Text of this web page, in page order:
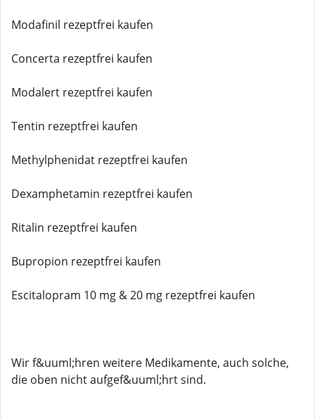
Modafinil rezeptfrei kaufen
Concerta rezeptfrei kaufen
Modalert rezeptfrei kaufen
Tentin rezeptfrei kaufen
Methylphenidat rezeptfrei kaufen
Dexamphetamin rezeptfrei kaufen
Ritalin rezeptfrei kaufen
Bupropion rezeptfrei kaufen
Escitalopram 10 mg & 20 mg rezeptfrei kaufen
Wir f&uuml;hren weitere Medikamente, auch solche,
die oben nicht aufgef&uuml;hrt sind.